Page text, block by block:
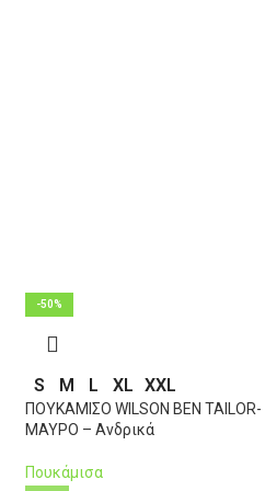
-50%
S M L XL XXL
ΠΟΥΚΑΜΙΣΟ WILSON BEN TAILOR-
ΜΑΥΡΟ – Ανδρικά
Πουκάμισα